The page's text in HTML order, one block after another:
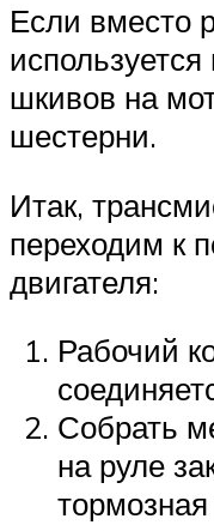
Если вместо
шкивов на
шестерни.
Итак,
переходим к
двигателя:
Рабочий
Собрать
на руле